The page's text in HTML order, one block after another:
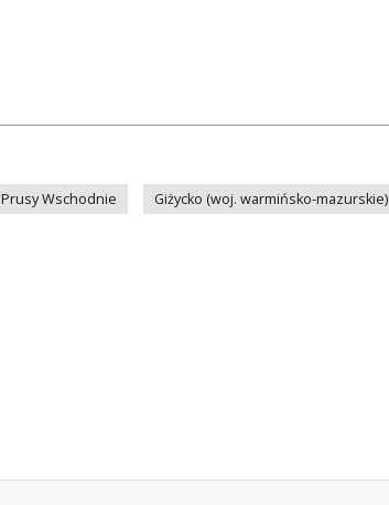
Prusy Wschodnie Giżycko (woj. warmińsko-mazurskie)